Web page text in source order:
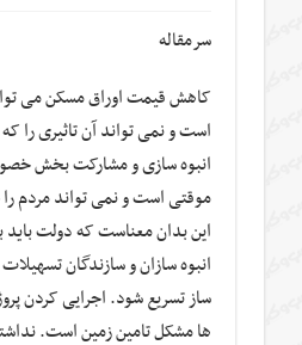
سرمقاله
کاهش قیمت اوراق مسکن می
است و نمی تواند آن تاثیری را
انبوه سازی و مشارکت بخش
موقتی است و نمی تواند مردم
این بدان معناست که دولت
انبوه سازان و سازندگان
ساز تسریع شود. اجرایی کردن
ها مشکل تامین زمین است.